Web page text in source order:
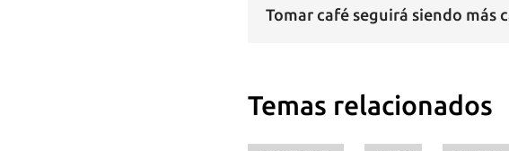
Tomar café seguirá siendo más
Temas relacionados